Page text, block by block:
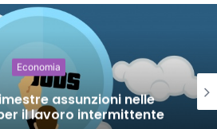
Economia
assunzioni nelle
il lavoro intermittente